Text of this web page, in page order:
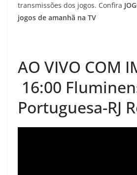
transmissões dos jogos. Confira
jogos de amanhã na TV
AO VIVO COM
16:00
Portuguesa-RJ